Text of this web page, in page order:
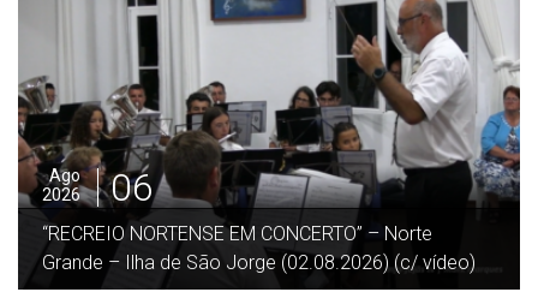
Ago
2026
06
“RECREIO NORTENSE EM CONCERTO” – Norte
Grande – Ilha de São Jorge (02.08.2026) (c/ vídeo)